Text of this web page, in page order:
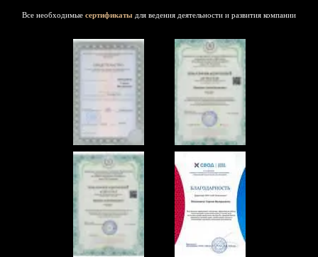
Все необходимые сертификаты для ведения деятельности и развития компании